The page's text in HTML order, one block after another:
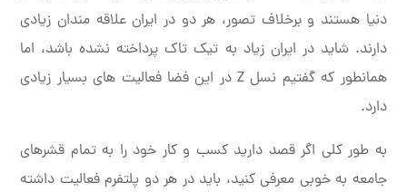
دنیا هستند و برخلاف تصور، هر دو در ایران علاقه مندان زیادی
دارند. شاید در ایران زیاد به تیک تاک پرداخته نشده باشد، اما
همانطور که گفتیم نسل Z در این فضا فعالیت های بسیار زیادی
دارد.
به طور کلی اگر قصد دارید کسب و کار خود را به تمام قشرهای
جامعه به خوبی معرفی کنید، باید در هر دو پلتفرم فعالیت داشته